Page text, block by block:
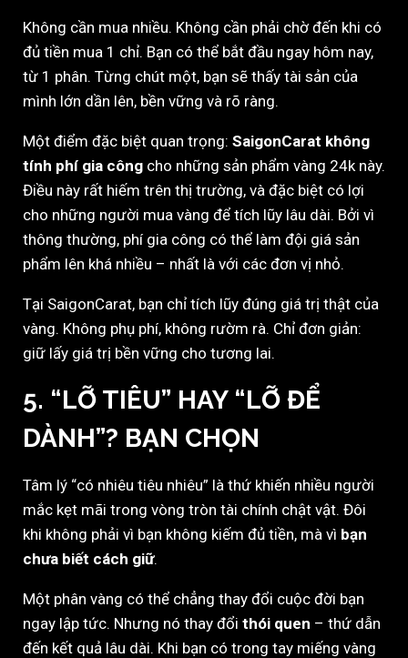
Không cần mua nhiều. Không cần phải chờ đến khi có
đủ tiền mua 1 chỉ. Bạn có thể bắt đầu ngay hôm nay,
từ 1 phân. Từng chút một, bạn sẽ thấy tài sản của
mình lớn dần lên, bền vững và rõ ràng.
Một điểm đặc biệt quan trọng: SaigonCarat không
tính phí gia công cho những sản phẩm vàng 24k này.
Điều này rất hiếm trên thị trường, và đặc biệt có lợi
cho những người mua vàng để tích lũy lâu dài. Bởi vì
thông thường, phí gia công có thể làm đội giá sản
phẩm lên khá nhiều – nhất là với các đơn vị nhỏ.
Tại SaigonCarat, bạn chỉ tích lũy đúng giá trị thật của
vàng. Không phụ phí, không rườm rà. Chỉ đơn giản:
giữ lấy giá trị bền vững cho tương lai.
5. “LỠ TIÊU” HAY “LỠ ĐỂ
DÀNH”? BẠN CHỌN
Tâm lý “có nhiêu tiêu nhiêu” là thứ khiến nhiều người
mắc kẹt mãi trong vòng tròn tài chính chật vật. Đôi
khi không phải vì bạn không kiếm đủ tiền, mà vì bạn
chưa biết cách giữ.
Một phân vàng có thể chẳng thay đổi cuộc đời bạn
ngay lập tức. Nhưng nó thay đổi thói quen – thứ dẫn
đến kết quả lâu dài. Khi bạn có trong tay miếng vàng